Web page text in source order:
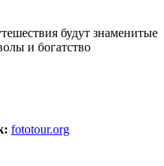
будут знаменитые
и богатство
fototour.org